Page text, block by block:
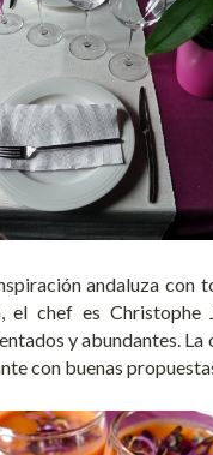
andaluza con
el chef es Christophe
y abundantes. La
con buenas